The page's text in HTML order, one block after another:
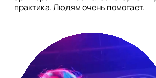
практика. Людям очень помогает.